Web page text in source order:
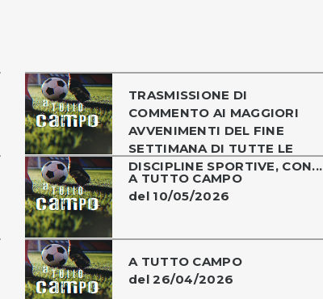
TRASMISSIONE DI
COMMENTO AI MAGGIORI
AVVENIMENTI DEL FINE
SETTIMANA DI TUTTE LE
DISCIPLINE SPORTIVE, CON...
A TUTTO CAMPO
del 10/05/2026
A TUTTO CAMPO
del 26/04/2026